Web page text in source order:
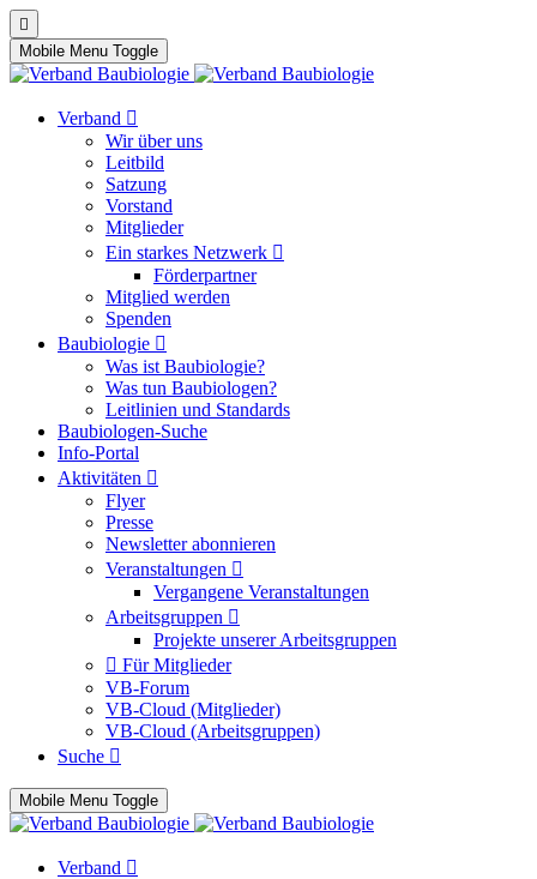
Mobile Menu Toggle
Verband
Wir über uns
Leitbild
Satzung
Vorstand
Mitglieder
Ein starkes Netzwerk
Förderpartner
Mitglied werden
Spenden
Baubiologie
Was ist Baubiologie?
Was tun Baubiologen?
Leitlinien und Standards
Baubiologen-Suche
Info-Portal
Aktivitäten
Flyer
Presse
Newsletter abonnieren
Veranstaltungen
Vergangene Veranstaltungen
Arbeitsgruppen
Projekte unserer Arbeitsgruppen
Für Mitglieder
VB-Forum
VB-Cloud (Mitglieder)
VB-Cloud (Arbeitsgruppen)
Suche
Mobile Menu Toggle
Verband